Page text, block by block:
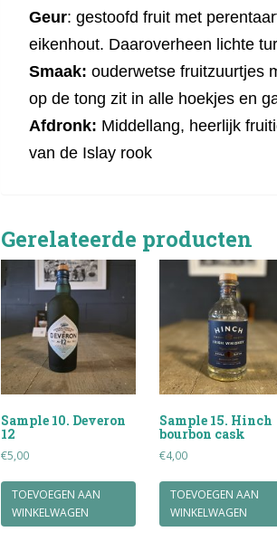
Geur: gestoofd fruit met
eikenhout. Daaroverheen lichte
Smaak: ouderwetse fruitzuurtjes
op de tong zit in alle hoekjes en
Afdronk: Middellang, heerlijk
van de Islay rook
Gerelateerde producten
Sample 10. Deveron
12
€5,00
TOEVOEGEN AAN
WINKELWAGEN
Sample 15. Hinch
bourbon cask
€4,00
TOEVOEGEN AAN
WINKELWAGEN